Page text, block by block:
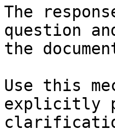
The
question
the
Use this
explicitly